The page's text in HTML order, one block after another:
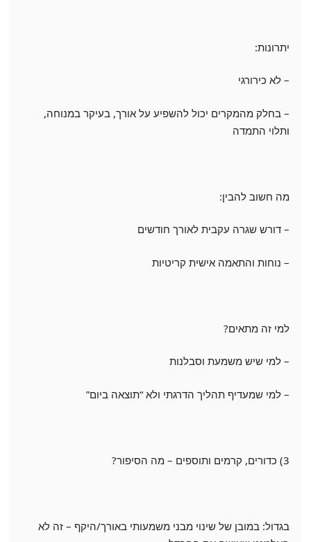
יתרונות:
– לא כירורגי
– בחלק מהמקרים יכול להשפיע על אורך, בעיקר במנוחה,
ותלוי התמדה
מה חשוב להבין:
– דורש שגרה עקבית לאורך חודשים
– נוחות והתאמה אישית קריטיות
למי זה מתאים?
– למי שיש משמעת וסבלנות
– למי שמעדיף תהליך הדרגתי ולא “תוצאה ביום”
3) כדורים, קרמים ותוספים – מה הסיפור?
בגדול: במובן של שינוי מבני משמעותי באורך/היקף – זה לא